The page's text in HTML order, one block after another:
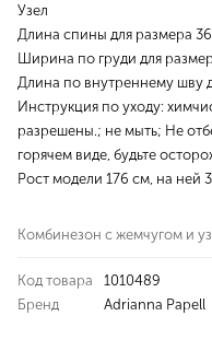
Узел
Длина спины для размера
Ширина по груди для
Длина по внутреннему шву
Инструкция по уходу:
разрешены.; не мыть; Не
горячем виде, будьте
Рост модели 176 см, на ней
Комбинезон с жемчугом и
Код товара
1010489
Бренд
Adrianna Papell